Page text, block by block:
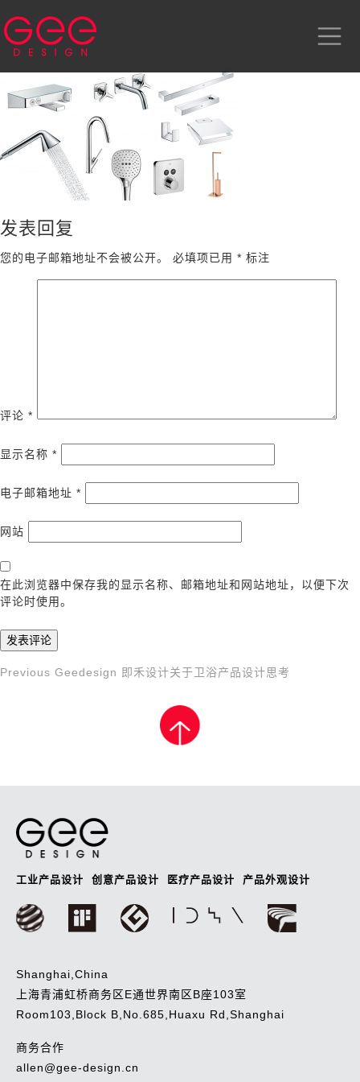
发表回复
您的电子邮箱地址不会被公开。 必填项已用 * 标注
评论 *
显示名称 *
电子邮箱地址 *
网站
在此浏览器中保存我的显示名称、邮箱地址和网站地址，以便下次
评论时使用。
文
Previous
Previous Geedesign 即禾设计关于卫浴产品设计思考
工业产品设计 创意产品设计 医疗产品设计 产品外观设计
Shanghai,China
上海青浦虹桥商务区E通世界南区B座103室
Room103,Block B,No.685,Huaxu Rd,Shanghai
商务合作
allen@gee-design.cn